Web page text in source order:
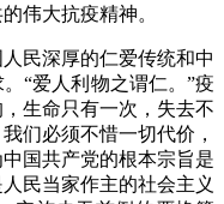
伟大抗疫精神。
深厚的仁爱传统和中
“爱人利物之谓仁。”疫
生命只有一次，失去不
们必须不惜一切代价，
国共产党的根本宗旨是
民当家作主的社会主义